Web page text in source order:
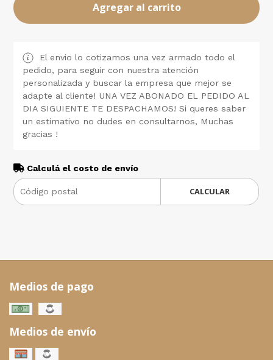
Agregar al carrito
El envio lo cotizamos una vez armado todo el
pedido, para seguir con nuestra atención
personalizada y buscar la empresa que mejor se
adapte al cliente! UNA VEZ ABONADO EL PEDIDO AL
DIA SIGUIENTE TE DESPACHAMOS! Si queres saber
un estimativo no dudes en consultarnos, Muchas
gracias !
Calculá el costo de envío
CALCULAR
Medios de pago
Medios de envío